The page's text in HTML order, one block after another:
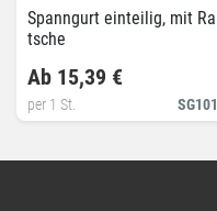
Spanngurt einteilig, mit Ra
tsche
SG101
Ab 15,39 €
per 1 St.